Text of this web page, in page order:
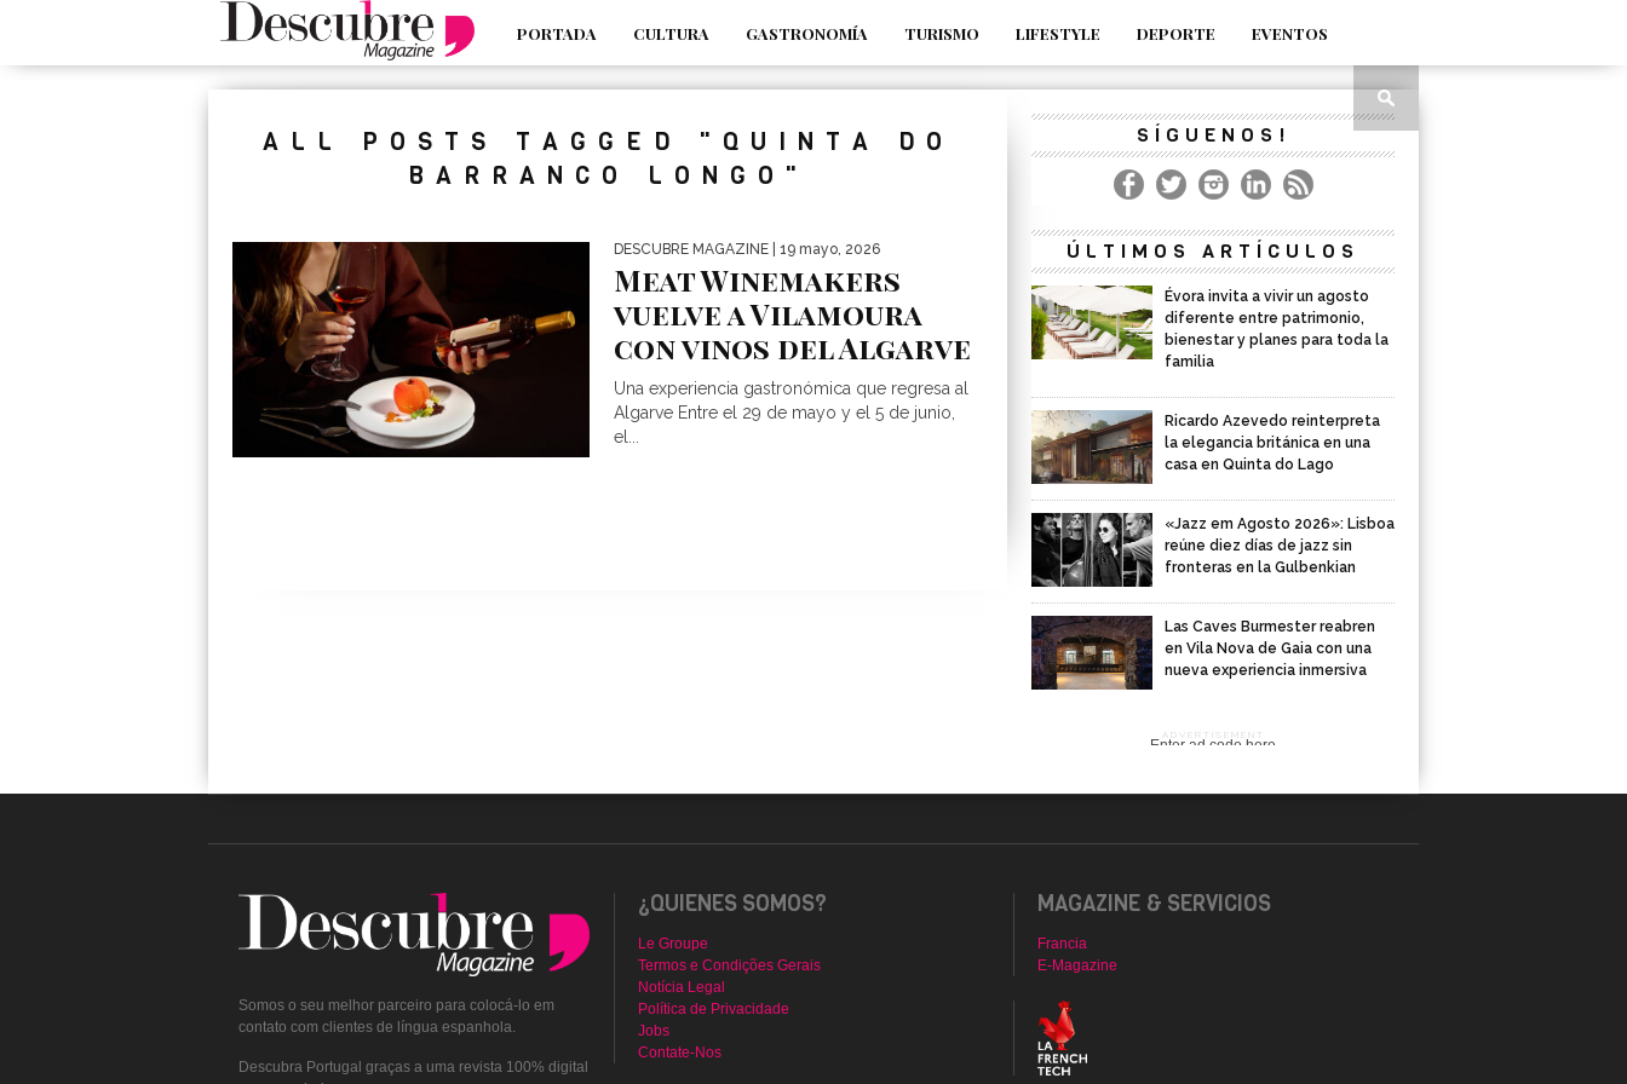
PORTADA CULTURA GASTRONOMÍA TURISMO LIFESTYLE DEPORTE
EVENTOS
google-site-verification=_UCdsju0_s7tEFgjpjNYWdThIX7oTMtHhdhYNQ_fdM4
ALL POSTS TAGGED "QUINTA DO
BARRANCO LONGO"
DESCUBRE MAGAZINE | 19 mayo, 2026
Meat Winemakers
vuelve a Vilamoura
con vinos del Algarve
Una experiencia gastronómica que regresa al
Algarve Entre el 29 de mayo y el 5 de junio,
el...
SÍGUENOS!
ÚLTIMOS ARTÍCULOS
Évora invita a vivir un agosto
diferente entre patrimonio,
bienestar y planes para toda la
familia
Ricardo Azevedo reinterpreta
la elegancia británica en una
casa en Quinta do Lago
«Jazz em Agosto 2026»: Lisboa
reúne diez días de jazz sin
fronteras en la Gulbenkian
Las Caves Burmester reabren
en Vila Nova de Gaia con una
nueva experiencia inmersiva
ADVERTISEMENT
Enter ad code here
Somos o seu melhor parceiro para colocá-lo em
contato com clientes de língua espanhola.
Descubra Portugal graças a uma revista 100% digital
¿QUIENES SOMOS?
Le Groupe
Termos e Condições Gerais
Notícia Legal
Política de Privacidade
Jobs
Contate-Nos
MAGAZINE & SERVICIOS
Francia
E-Magazine